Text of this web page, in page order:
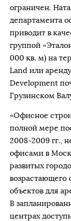
ограничен.
департамента
приводит в
группой
000 кв. м) на
Land или
Development
Грузинском
«Офисное
полной мере
2008-2009 гг.,
офисами в
развитых
возрастающего
объектов для
В
центрах